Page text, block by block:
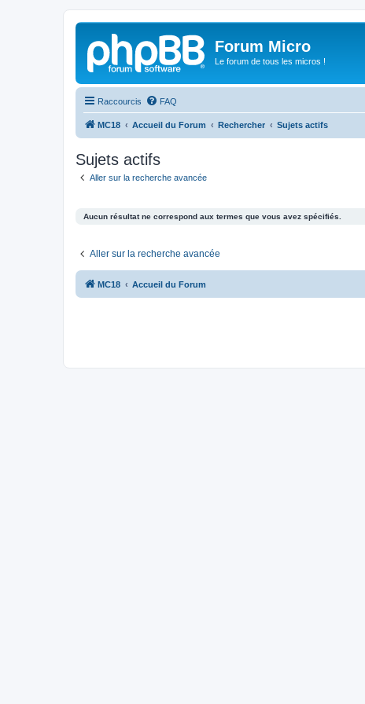
Forum Micro
Le forum de tous les micros !
Raccourcis FAQ
MC18 Accueil du Forum Rechercher Sujets actifs
Sujets actifs
Aller sur la recherche avancée
Aucun résultat ne correspond aux termes que vous avez spécifiés.
Aller sur la recherche avancée
MC18 Accueil du Forum